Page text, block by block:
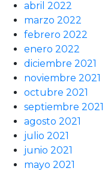
abril 2022
marzo 2022
febrero 2022
enero 2022
diciembre 2021
noviembre 2021
octubre 2021
septiembre 2021
agosto 2021
julio 2021
junio 2021
mayo 2021